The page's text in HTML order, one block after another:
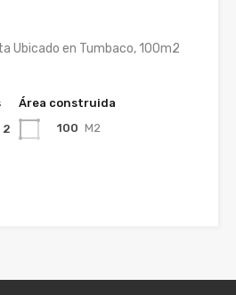
Ubicado en Tumbaco, 100m2
2
Área construida
100 M2